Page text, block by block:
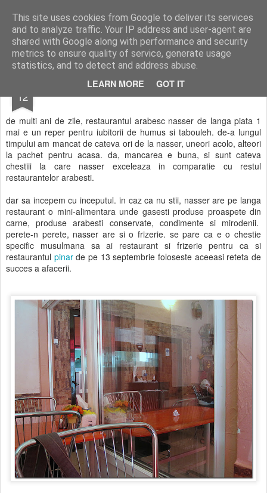
This site uses cookies from Google to deliver its services
and to analyze traffic. Your IP address and user-agent are
shared with Google along with performance and security
metrics to ensure quality of service, generate usage
statistics, and to detect and address abuse.
LEARN MORE GOT IT
wine and knives
12 restaurant nasser
de multi ani de zile, restaurantul arabesc nasser de langa piata 1
mai e un reper pentru iubitorii de humus si tabouleh. de-a lungul
timpului am mancat de cateva ori de la nasser, uneori acolo, alteori
la pachet pentru acasa. da, mancarea e buna, si sunt cateva
chestiii la care nasser exceleaza in comparatie cu restul
restaurantelor arabesti.
dar sa incepem cu inceputul. in caz ca nu stii, nasser are pe langa
restaurant o mini-alimentara unde gasesti produse proaspete din
carne, produse arabesti conservate, condimente si mirodenii.
perete-n perete, nasser are si o frizerie. se pare ca e o chestie
specific musulmana sa ai restaurant si frizerie pentru ca si
restaurantul pinarde pe 13 septembrie foloseste aceeasi reteta de
succes a afacerii.